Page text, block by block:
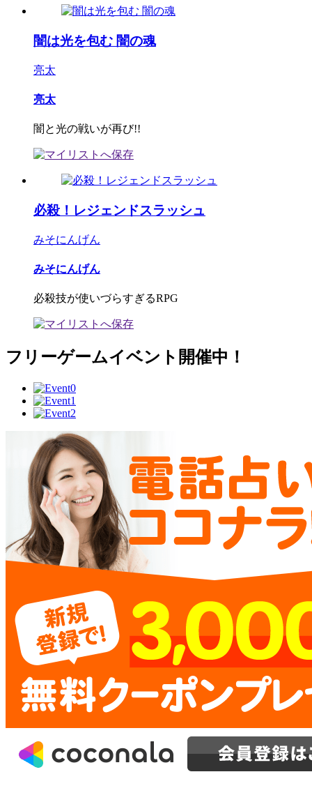
闇は光を包む 闇の魂
亮太
亮太
闇と光の戦いが再び!!
必殺！レジェンドスラッシュ
みそにんげん
みそにんげん
必殺技が使いづらすぎるRPG
フリーゲームイベント開催中！